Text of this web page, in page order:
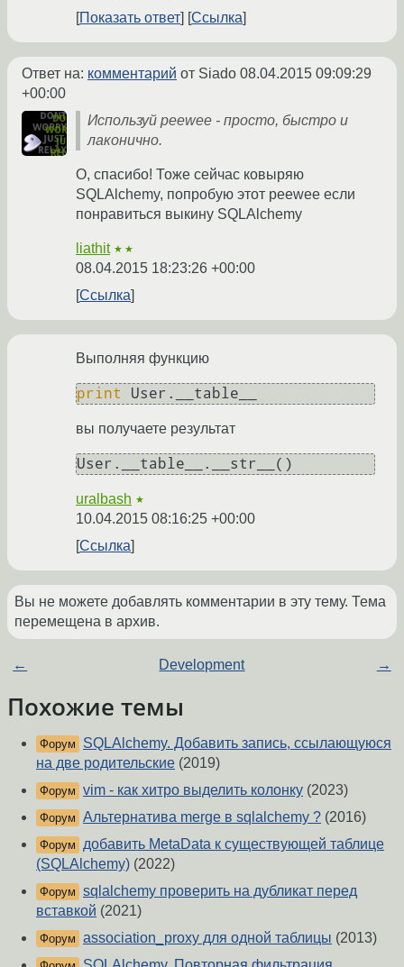
Показать ответ Ссылка
Ответ на: комментарий от Siado 08.04.2015 09:09:29
+00:00
Используй peewee - просто, быстро и
лаконично.
O, спасибо! Тоже сейчас ковыряю
SQLAlchemy, попробую этот peewee если
понравиться выкину SQLAlchemy
liathit ★★
08.04.2015 18:23:26 +00:00
Ссылка
Выполняя функцию
print User.__table__
вы получаете результат
User.__table__.__str__()
uralbash ★
10.04.2015 08:16:25 +00:00
Ссылка
Вы не можете добавлять комментарии в эту тему. Тема
перемещена в архив.
← Development →
Похожие темы
Форум
SQLAlchemy. Добавить запись, ссылающуюся
на две родительские (2019)
Форум vim - как хитро выделить колонку (2023)
Форум Альтернатива merge в sqlalchemy ? (2016)
Форум
добавить MetaData к существующей таблице
(SQLAlchemy) (2022)
Форум sqlalchemy проверить на дубликат перед
вставкой (2021)
Форум association_proxy для одной таблицы (2013)